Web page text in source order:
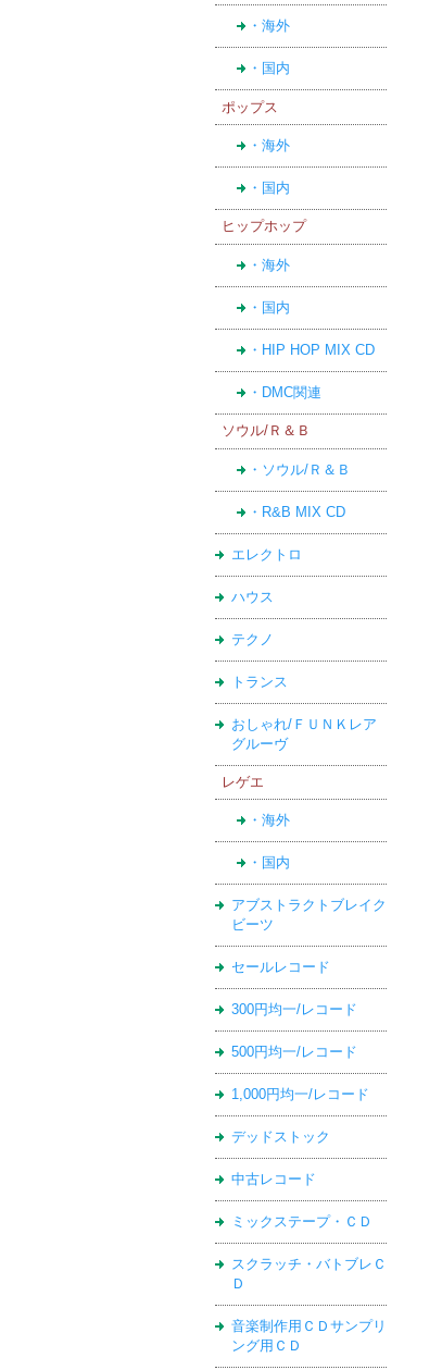
・海外
・国内
ポップス
・海外
・国内
ヒップホップ
・海外
・国内
・HIP HOP MIX CD
・DMC関連
ソウル/Ｒ＆Ｂ
・ソウル/Ｒ＆Ｂ
・R&B MIX CD
エレクトロ
ハウス
テクノ
トランス
おしゃれ/ＦＵＮＫレア
グルーヴ
レゲエ
・海外
・国内
アブストラクトブレイク
ビーツ
セールレコード
300円均一/レコード
500円均一/レコード
1,000円均一/レコード
デッドストック
中古レコード
ミックステープ・ＣＤ
スクラッチ・バトブレＣ
Ｄ
音楽制作用ＣＤサンプリ
ング用ＣＤ